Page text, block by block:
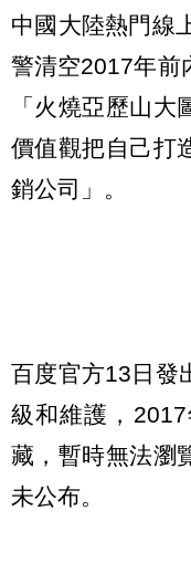
中國大陸熱門線
警清空2017年前
「火燒亞歷山
價值觀把自己打
銷公司」。
百度官方13日發
級和維護，
藏，暫時無法瀏
未公布。